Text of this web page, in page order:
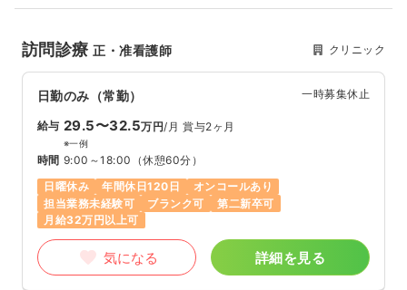
訪問診療正・准看護師 クリニック
日勤のみ（常勤） 一時募集休止
給与 29.5〜32.5万円/月 賞与2ヶ月
※一例
時間 9:00～18:00 （休憩60分）
日曜休み
年間休日120日
オンコールあり
担当業務未経験可
ブランク可
第二新卒可
月給32万円以上可
気になる 詳細を見る